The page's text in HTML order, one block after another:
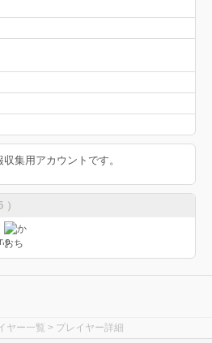
集用アカウントです。
）
ヤー一覧 > プレイヤー詳細